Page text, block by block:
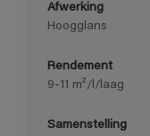
Afwerking
Hoogglans
Rendement
9-11 m²/l/laag
Samenstelling